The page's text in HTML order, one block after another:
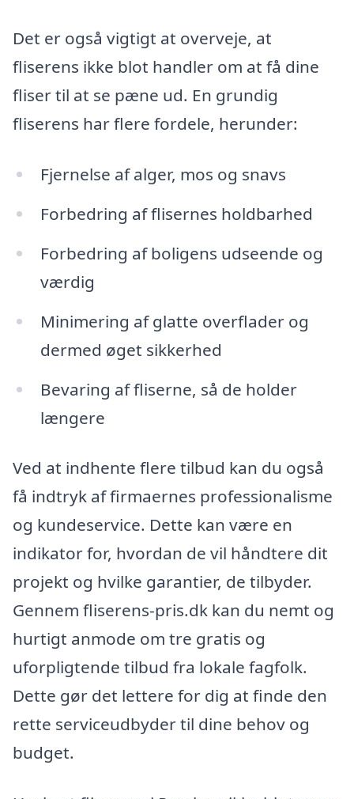
Det er også vigtigt at overveje, at
fliserens ikke blot handler om at få dine
fliser til at se pæne ud. En grundig
fliserens har flere fordele, herunder:
Fjernelse af alger, mos og snavs
Forbedring af flisernes holdbarhed
Forbedring af boligens udseende og
værdig
Minimering af glatte overflader og
dermed øget sikkerhed
Bevaring af fliserne, så de holder
længere
Ved at indhente flere tilbud kan du også
få indtryk af firmaernes professionalisme
og kundeservice. Dette kan være en
indikator for, hvordan de vil håndtere dit
projekt og hvilke garantier, de tilbyder.
Gennem fliserens-pris.dk kan du nemt og
hurtigt anmode om tre gratis og
uforpligtende tilbud fra lokale fagfolk.
Dette gør det lettere for dig at finde den
rette serviceudbyder til dine behov og
budget.